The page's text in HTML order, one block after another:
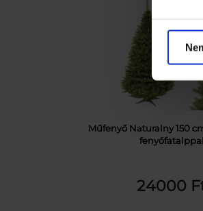
Műfenyő Naturalny 150
fenyőfatalppal
24000